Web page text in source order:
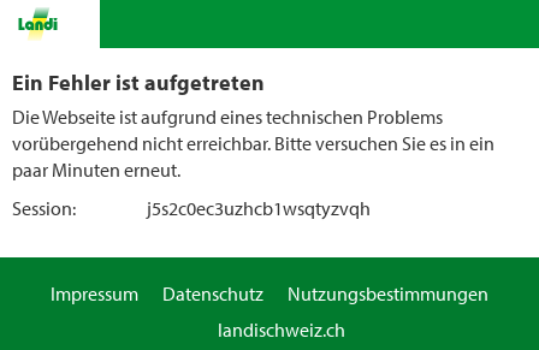
Ein Fehler ist aufgetreten
Die Webseite ist aufgrund eines technischen Problems
vorübergehend nicht erreichbar. Bitte versuchen Sie es in ein
paar Minuten erneut.
Session:
j5s2c0ec3uzhcb1wsqtyzvqh
Impressum Datenschutz
Nutzungsbestimmungen
landischweiz.ch